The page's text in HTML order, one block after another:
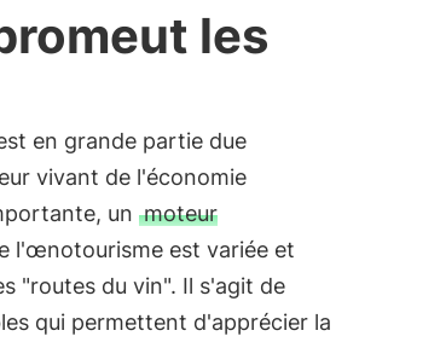
les
en grande partie due
vivant de l'économie
un moteur
l'œnotourisme est variée et
"routes du vin". Il s'agit de
qui permettent d'apprécier la